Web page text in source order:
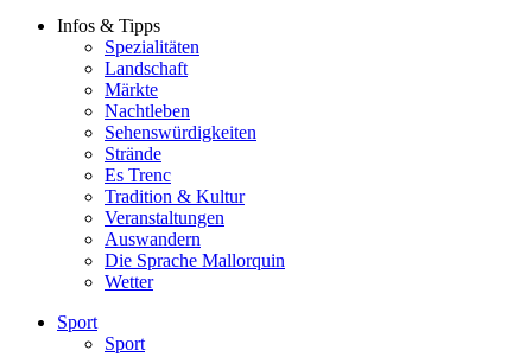
Infos & Tipps
Spezialitäten
Landschaft
Märkte
Nachtleben
Sehenswürdigkeiten
Strände
Es Trenc
Tradition & Kultur
Veranstaltungen
Auswandern
Die Sprache Mallorquin
Wetter
Sport
Sport